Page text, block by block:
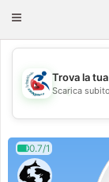
Toggle
💖
Trova la
Scarica
0.7/1